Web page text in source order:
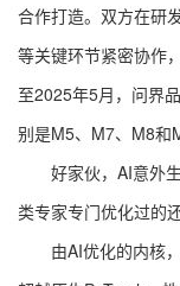
合作打造。双方在研
等关键环节紧密协作
至2025年5月，问界
别是M5、M7、M8和
好家伙，AI意外生
类专家专门优化过的
由AI优化的内核，